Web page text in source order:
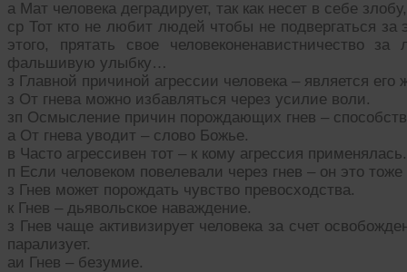
а Мат человека деградирует, так как несет в себе
ср Тот кто не любит людей чтобы не подвергаться за
этого, прятать свое человеконенавистничество
фальшивую улыбку…
з Главной причиной агрессии человека – является его
з От гнева можно избавляться через усилие воли.
зп Осмысление причин порождающих гнев –
а От гнева уводит – слово Божье.
в Часто агрессивен тот – к кому агрессия применялась.
п Если человеком повелевали через гнев – он это
з Гнев может порождать чувство превосходства.
к Гнев – дьявольское наваждение.
з Гнев чаще активизирует человека за счет
парализует.
аи Гнев – безумие.